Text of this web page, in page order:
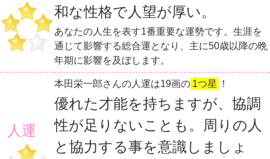
和な性格で人望が厚い。
あなたの人生を表す1番重要な運勢です。生涯を
通じて影響する総合運となり、主に50歳以降の晩
年期に影響を及ぼします。
人運
本田栄一郎さんの人運は19画の 1つ星 ！
優れた才能を持ちますが、協調
性が足りないことも。周りの人
と協力する事を意識しましょ